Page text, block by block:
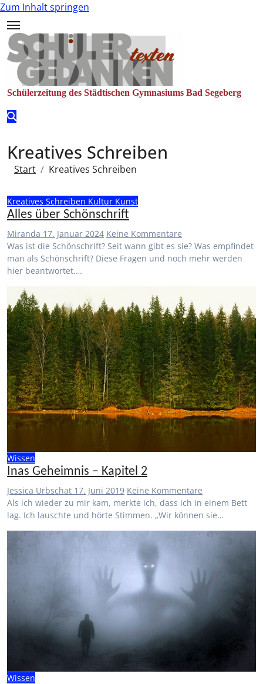
Zum Inhalt springen
Schülerzeitung des Städtischen Gymnasiums Bad Segeberg
Kreatives Schreiben
Start Kreatives Schreiben
Kreatives Schreiben Kultur Kunst
Alles über Schönschrift
Miranda 17. Januar 2024 Keine Kommentare
Was ist die Schönschrift? Seit wann gibt es sie? Was empfindet
man als Schönschrift? Diese Fragen und noch mehr werden
hier beantwortet.…
Wissen
Inas Geheimnis – Kapitel 2
Jessica Urbschat 17. Juni 2019 Keine Kommentare
Als ich wieder zu mir kam, merkte ich, dass ich in einem Bett
lag. Ich lauschte und hörte Stimmen. „Wir können sie…
Wissen